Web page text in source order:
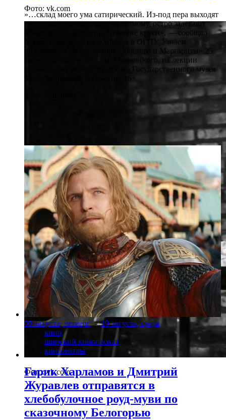
Фото: vk.com
Фото: vk.com
»…склад моего ума сатирический. Из-под пера выходят
вещи, которые порою, по-видимому, остро задевают
общественно-коммунистические круги», — сообщал
Михаил Булгаков на допросах в ОГПУ. Узнаем
подробнее о сатире автора «Мастера и Маргариты» 25
августа в библиотеке им. Маяковского, на лекции
главного научного сотрудника Государственного музея
06 августа, четверг -19 августа, среда
кино
широкий кинопрокат
кинотеатры
Гарик Харламов и Дмитрий
Журавлев отправятся в
хлебобулочное роуд-муви по
сказочному Белогорью